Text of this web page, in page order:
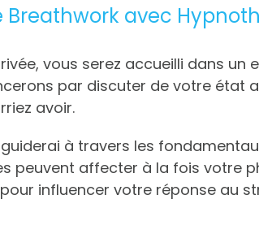
avec
vous serez accueilli dans
par discuter de votre état
avoir.
à travers les
peuvent affecter à la fois votre
influencer votre réponse au